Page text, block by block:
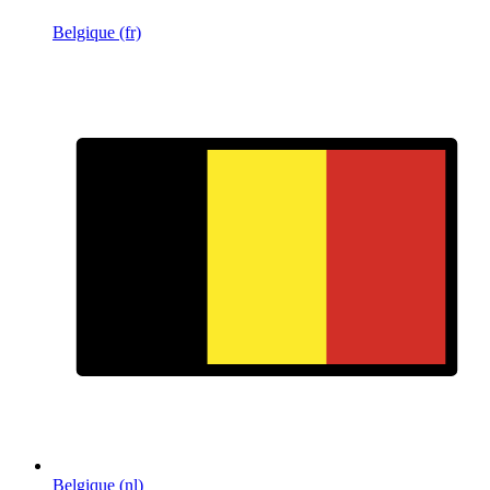
Belgique (fr)
Belgique (nl)